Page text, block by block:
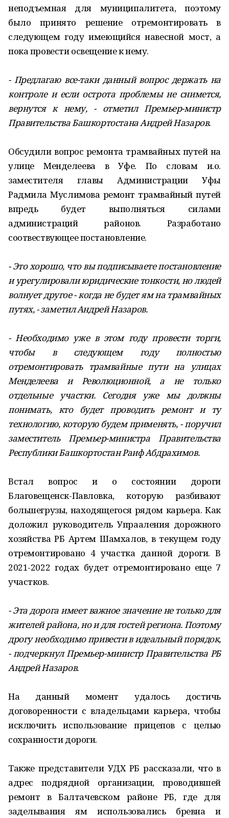
неподъемная для муниципалитета, поэтому
было принято решение отремонтировать в
следующем году имеющийся навесной мост, а
пока провести освещение к нему.
- Предлагаю все-таки данный вопрос держать на
контроле и если острота проблемы не снимется,
вернутся к нему, - отметил Премьер-министр
Правительства Башкортостана Андрей Назаров.
Обсудили вопрос ремонта трамвайных путей на
улице Менделеева в Уфе. По словам и.о.
заместителя главы Администрации Уфы
Радмила Муслимова ремонт трамвайный путей
впредь будет выполняться силами
администраций районов. Разработано
соотвествующее постановление.
- Это хорошо, что вы подписываете постановление
и урегулировали юридические тонкости, но людей
волнует другое - когда не будет ям на трамвайных
путях, - заметил Андрей Назаров.
- Необходимо уже в этом году провести торги,
чтобы в следующем году полностью
отремонтировать трамвайные пути на улицах
Менделеева и Революционной, а не только
отдельные участки. Сегодня уже мы должны
понимать, кто будет проводить ремонт и ту
технологию, которую будем применять, - поручил
заместитель Премьер-министра Правительства
Республики Башкортостан Раиф Абдрахимов.
Встал вопрос и о состоянии дороги
Благовещенск-Павловка, которую разбивают
большегрузы, находящегося рядом карьера. Как
доложил руководитель Упрааления дорожного
хозяйства РБ Артем Шамхалов, в текущем году
отремонтировано 4 участка данной дороги. В
2021-2022 годах будет отремонтировано еще 7
участков.
- Эта дорога имеет важное значение не только для
жителей района, но и для гостей региона. Поэтому
дрогу необходимо привести в идеальный порядок,
- подчеркнул Премьер-министр Правительства РБ
Андрей Назаров.
На данный момент удалось достичь
договоренности с владельцами карьера, чтобы
исключить использование прицепов с целью
сохранности дороги.
Также представители УДХ РБ рассказали, что в
адрес подрядной организации, проводившей
ремонт в Балтачевском районе РБ, где для
заделывания ям использовались бревна и